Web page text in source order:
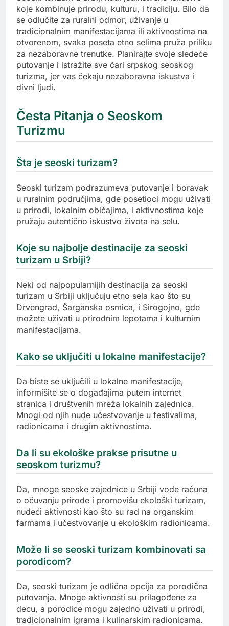
koje kombinuje prirodu, kulturu, i tradiciju. Bilo da
se odlučite za ruralni odmor, uživanje u
tradicionalnim manifestacijama ili aktivnostima na
otvorenom, svaka poseta etno selima pruža priliku
za nezaboravne trenutke. Planirajte svoje sledeće
putovanje i istražite sve čari srpskog seoskog
turizma, jer vas čekaju nezaboravna iskustva i
divni ljudi.
Česta Pitanja o Seoskom
Turizmu
Šta je seoski turizam?
Seoski turizam podrazumeva putovanje i boravak
u ruralnim područjima, gde posetioci mogu uživati
u prirodi, lokalnim običajima, i aktivnostima koje
pružaju autentično iskustvo života na selu.
Koje su najbolje destinacije za seoski
turizam u Srbiji?
Neki od najpopularnijih destinacija za seoski
turizam u Srbiji uključuju etno sela kao što su
Drvengrad, Šarganska osmica, i Sirogojno, gde
možete uživati u prirodnim lepotama i kulturnim
manifestacijama.
Kako se uključiti u lokalne manifestacije?
Da biste se uključili u lokalne manifestacije,
informišite se o događajima putem internet
stranica i društvenih mreža lokalnih zajednica.
Mnogi od njih nude učestvovanje u festivalima,
radionicama i drugim aktivnostima.
Da li su ekološke prakse prisutne u
seoskom turizmu?
Da, mnoge seoske zajednice u Srbiji vode računa
o očuvanju prirode i promovišu ekološki turizam,
nudeći aktivnosti kao što su rad na organskim
farmama i učestvovanje u ekološkim radionicama.
Može li se seoski turizam kombinovati sa
porodicom?
Da, seoski turizam je odlična opcija za porodična
putovanja. Mnoge aktivnosti su prilagođene za
decu, a porodice mogu zajedno uživati u prirodi,
tradicionalnim igrama i kulinarskim radionicama.